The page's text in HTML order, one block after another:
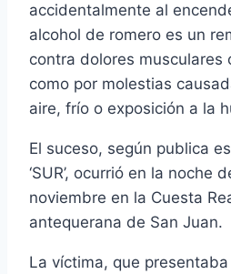
accidentalmente al
alcohol de romero es un
contra dolores
como por molestias
aire, frí­o o exposición a la
El suceso, según publica
‘SUR’, ocurrió en la noche
noviembre en la Cuesta
antequerana de San Juan.
La ví­ctima, que